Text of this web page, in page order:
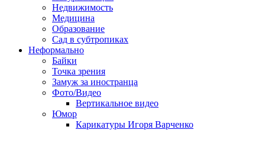
Недвижимость
Медицина
Образование
Сад в субтропиках
Неформально
Байки
Точка зрения
Замуж за иностранца
Фото/Видео
Вертикальное видео
Юмор
Карикатуры Игоря Варченко